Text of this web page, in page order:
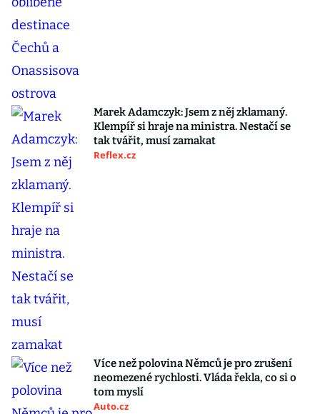
Marek Adamczyk: Jsem z něj zklamaný.
Klempíř si hraje na ministra. Nestačí se
tak tvářit, musí zamakat
Reflex.cz
Více než polovina Němců je pro zrušení
neomezené rychlosti. Vláda řekla, co si o
tom myslí
Auto.cz